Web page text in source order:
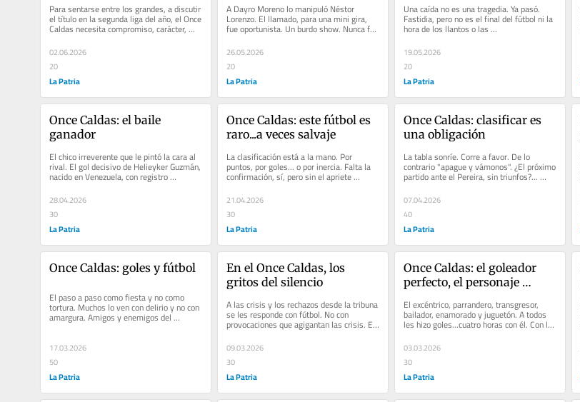
Para sentarse entre los grandes, a discutir
el título en la segunda liga del año, el Once
Caldas necesita compromiso, carácter,
02.06.2026
20
La Patria
A Dayro Moreno lo manipuló Néstor
Lorenzo. El llamado, para una mini gira,
fue oportunista. Un burdo show. Nunca fue
citado por sus aptitudes de...
26.05.2026
20
La Patria
Una caída no es una tragedia. Ya pasó.
Fastidia, pero no es el final del fútbol ni la
hora de los llantos o las
19.05.2026
20
La Patria
Once Caldas: el baile
ganador
El chico irreverente que le pintó la cara al
rival. El gol decisivo de Helieyker Guzmán,
nacido en Venezuela, con registro
colombiano en Dimayor,...
28.04.2026
30
La Patria
Once Caldas: este fútbol es
raro...a veces salvaje
La clasificación está a la mano. Por
puntos, por goles... o por inercia. Falta la
confirmación, sí, pero sin el apriete
angustioso de otros...
21.04.2026
30
La Patria
Once Caldas: clasificar es
una obligación
La tabla sonríe. Corre a favor. De lo
contrario "apague y vámonos". ¿El próximo
partido ante el Pereira, sin triunfos?...
!Ojo!, no hay...
07.04.2026
40
La Patria
Once Caldas: goles y fútbol
El paso a paso como fiesta y no como
tortura. Muchos lo ven con delirio y no con
amargura. Amigos y enemigos del
régimen deportivo que aplauden o...
17.03.2026
50
La Patria
En el Once Caldas, los
gritos del silencio
A las crisis y los rechazos desde la tribuna
se les responde con fútbol. No con
provocaciones que agigantan las crisis. Es
lo que buscan los hinchas...
09.03.2026
30
La Patria
Once Caldas: el goleador
perfecto, el personaje
El excéntrico, parrandero, transgresor,
bailador, enamorado y juguetón. A todos
les hizo goles...cuatro horas con él. Con los
periodistas de...
03.03.2026
30
La Patria